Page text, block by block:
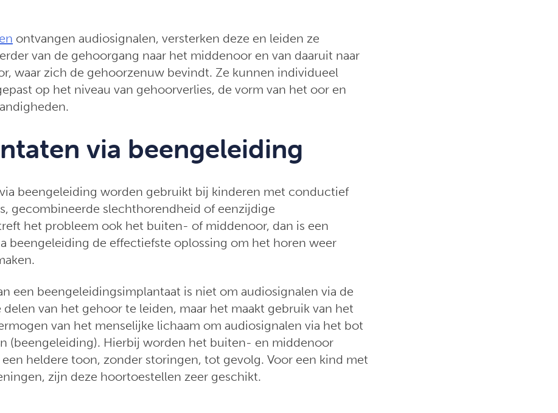
ontvangen audiosignalen, versterken deze en leiden ze
van de gehoorgang naar het middenoor en van daaruit naar
waar zich de gehoorzenuw bevindt. Ze kunnen individueel
op het niveau van gehoorverlies, de vorm van het oor en
via beengeleiding
beengeleiding worden gebruikt bij kinderen met conductief
gecombineerde slechthorendheid of eenzijdige
het probleem ook het buiten- of middenoor, dan is een
beengeleiding de effectiefste oplossing om het horen weer
een beengeleidingsimplantaat is niet om audiosignalen via de
delen van het gehoor te leiden, maar het maakt gebruik van het
van het menselijke lichaam om audiosignalen via het bot
(beengeleiding). Hierbij worden het buiten- en middenoor
heldere toon, zonder storingen, tot gevolg. Voor een kind met
zijn deze hoortoestellen zeer geschikt.